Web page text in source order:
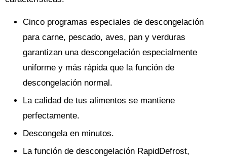
Cinco programas especiales de descongelación
para carne, pescado, aves, pan y verduras
garantizan una descongelación especialmente
uniforme y más rápida que la función de
descongelación normal.
La calidad de tus alimentos se mantiene
perfectamente.
Descongela en minutos.
La función de descongelación RapidDefrost,